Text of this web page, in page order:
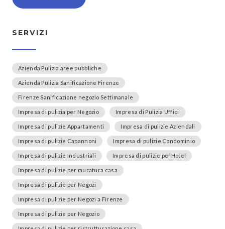
SERVIZI
Azienda Pulizia aree pubbliche
Azienda Pulizia Sanificazione Firenze
Firenze Sanificazione negozio Settimanale
Impresa di pulizia per Negozio Impresa di Pulizia Uffici
Impresa di pulizie Appartamenti Impresa di pulizie Aziendali
Impresa di pulizie Capannoni Impresa di pulizie Condominio
Impresa di pulizie Industriali Impresa di pulizie perHotel
Impresa di pulizie per muratura casa
Impresa di pulizie per Negozi
Impresa di pulizie per Negozi a Firenze
Impresa di pulizie per Negozio